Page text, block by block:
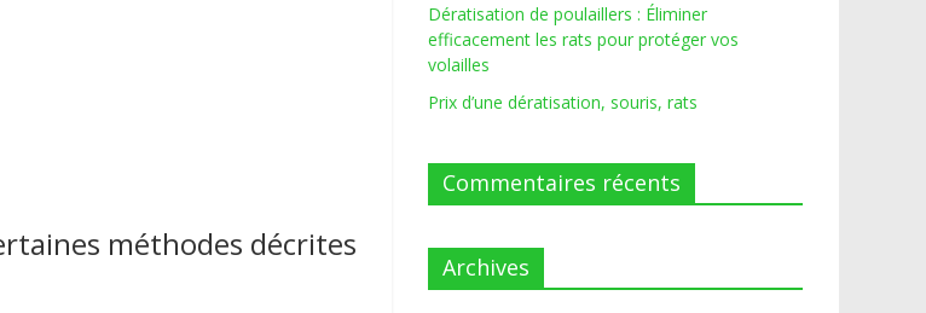
méthodes décrites
Dératisation de poulaillers : Éliminer
efficacement les rats pour protéger vos
volailles
Prix d’une dératisation, souris, rats
Commentaires récents
Archives